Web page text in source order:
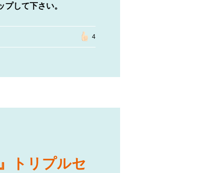
して下さい。
4
トリプルセ